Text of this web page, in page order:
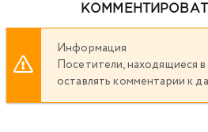
Информация
Посетители, находящиеся в
оставлять комментарии к